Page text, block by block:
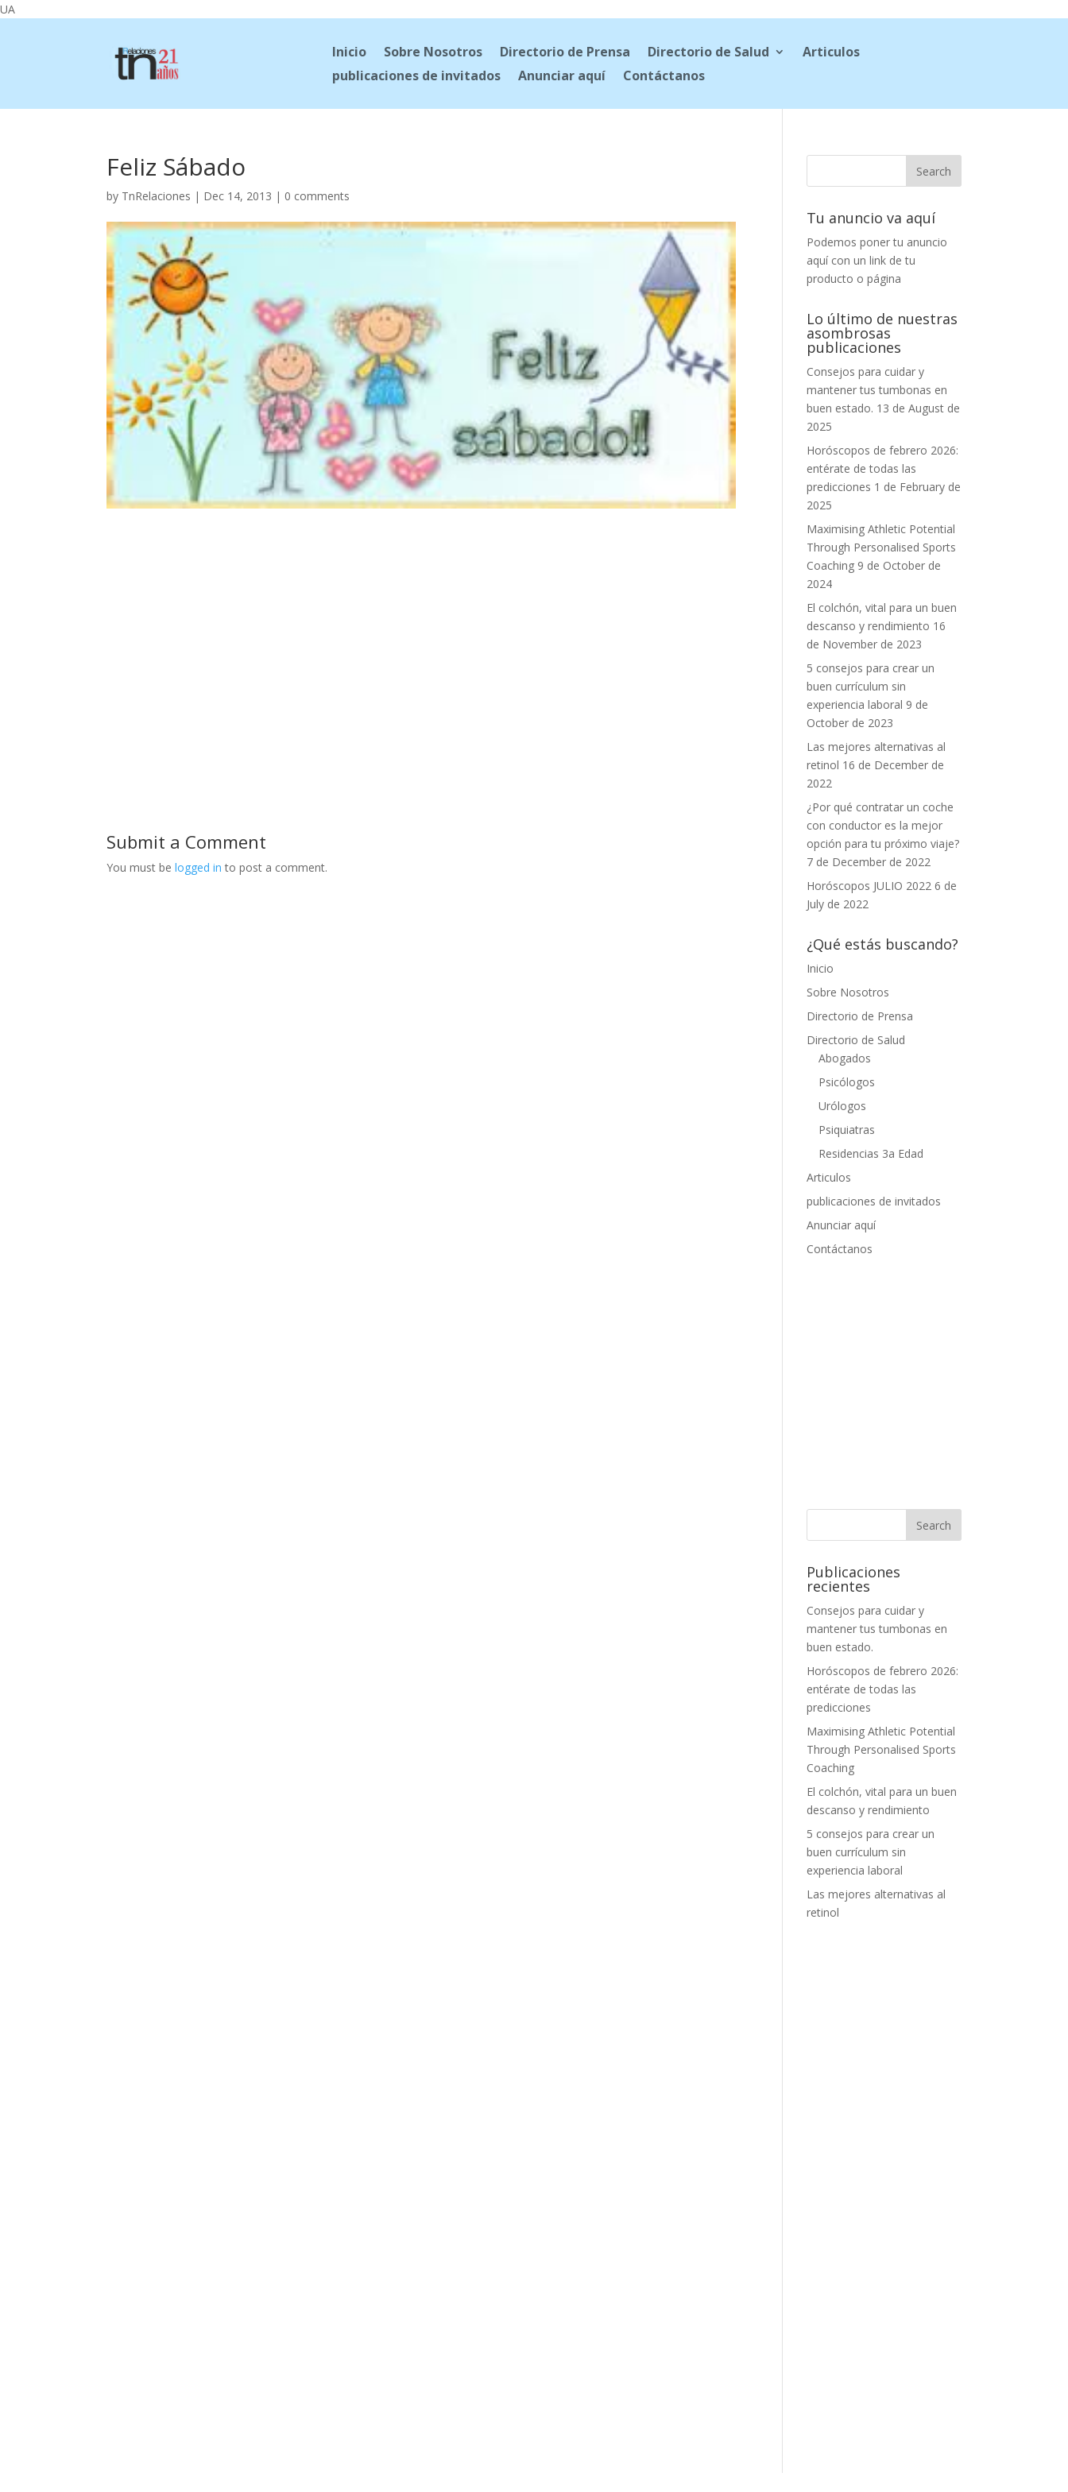
UA
Inicio Sobre Nosotros Directorio de Prensa Directorio de Salud
Articulos
publicaciones de invitados
Anunciar aquí Contáctanos
Feliz Sábado
by TnRelaciones | Dec 14, 2013 | 0 comments
Submit a Comment
You must belogged in to post a comment.
Tu anuncio va aquí
Podemos poner tu anuncio
aquí con un link de tu
producto o página
Lo último de nuestras
asombrosas
publicaciones
Consejos para cuidar y
mantener tus tumbonas en
buen estado. 13 de August de
2025
Horóscopos de febrero 2026:
entérate de todas las
predicciones 1 de February de
2025
Maximising Athletic Potential
Through Personalised Sports
Coaching 9 de October de
2024
El colchón, vital para un buen
descanso y rendimiento 16
de November de 2023
5 consejos para crear un
buen currículum sin
experiencia laboral 9 de
October de 2023
Las mejores alternativas al
retinol 16 de December de
2022
¿Por qué contratar un coche
con conductor es la mejor
opción para tu próximo viaje?
7 de December de 2022
Horóscopos JULIO 2022 6 de
July de 2022
¿Qué estás buscando?
Inicio
Sobre Nosotros
Directorio de Prensa
Directorio de Salud
Abogados
Psicólogos
Urólogos
Psiquiatras
Residencias 3a Edad
Articulos
publicaciones de invitados
Anunciar aquí
Contáctanos
Publicaciones
recientes
Consejos para cuidar y
mantener tus tumbonas en
buen estado.
Horóscopos de febrero 2026:
entérate de todas las
predicciones
Maximising Athletic Potential
Through Personalised Sports
Coaching
El colchón, vital para un buen
descanso y rendimiento
5 consejos para crear un
buen currículum sin
experiencia laboral
Las mejores alternativas al
retinol